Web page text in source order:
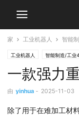
家 工业机器人 智能
工业机器人 智能制造/工业
一款强力
由 yinhua - 2025-11-03
除了用于在难加工材